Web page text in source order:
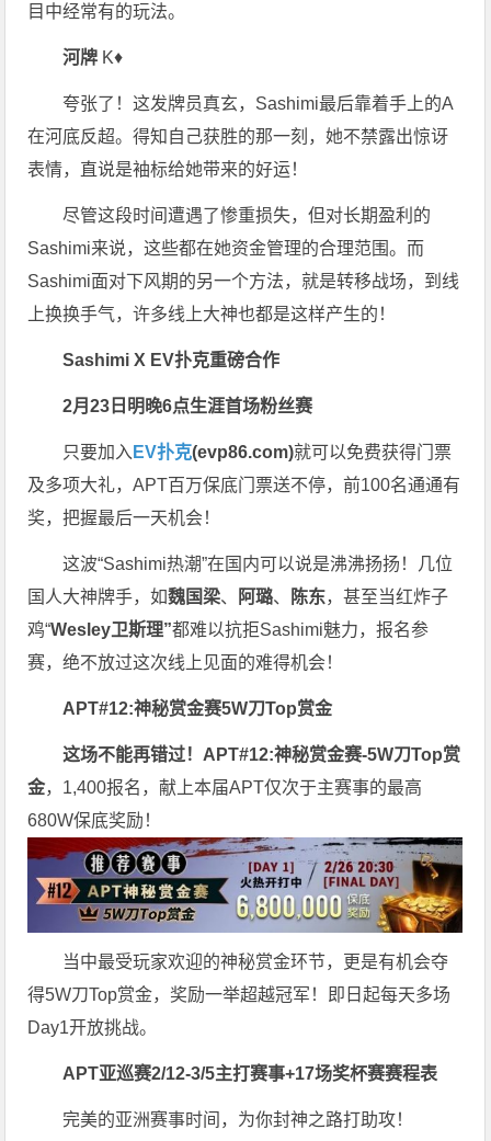
目中经常有的玩法。
河牌 K♦
夸张了！这发牌员真玄，Sashimi最后靠着手上的A
在河底反超。得知自己获胜的那一刻，她不禁露出惊讶
表情，直说是袖标给她带来的好运！
尽管这段时间遭遇了惨重损失，但对长期盈利的
Sashimi来说，这些都在她资金管理的合理范围。而
Sashimi面对下风期的另一个方法，就是转移战场，到线
上换换手气，许多线上大神也都是这样产生的！
SashimiX EV扑克重磅合作
2月23日明晚6点生涯首场粉丝赛
只要加入 EV扑克(evp86.com)就可以免费获得门票
及多项大礼，APT百万保底门票送不停，前100名通通有
奖，把握最后一天机会！
这波“Sashimi热潮”在国内可以说是沸沸扬扬！几位
国人大神牌手，如魏国梁、 阿璐、 陈东，甚至当红炸子
鸡“Wesley卫斯理”都难以抗拒Sashimi魅力，报名参
赛，绝不放过这次线上见面的难得机会！
APT#12:神秘赏金赛5W刀Top赏金
这场不能再错过！ APT#12:神秘赏金赛-5W刀Top赏
金，1,400报名，献上本届APT仅次于主赛事的最高
680W保底奖励！
当中最受玩家欢迎的神秘赏金环节，更是有机会夺
得5W刀Top赏金，奖励一举超越冠军！即日起每天多场
Day1开放挑战。
APT亚巡赛2/12-3/5主打赛事+17场奖杯赛赛程表
完美的亚洲赛事时间，为你封神之路打助攻！